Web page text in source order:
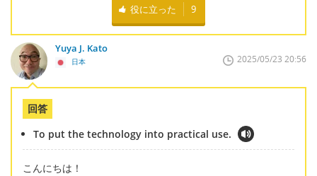
役に立った 9
Yuya J. Kato
日本 2025/05/23 20:56
回答
To put the technology into practical use.
こんにちは！